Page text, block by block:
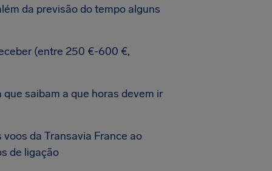
da previsão do tempo alguns
(entre 250 €-600 €,
saibam a que horas devem ir
da Transavia France ao
de ligação